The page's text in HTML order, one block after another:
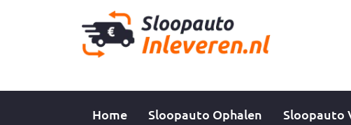
Home Sloopauto Ophalen Sloopauto